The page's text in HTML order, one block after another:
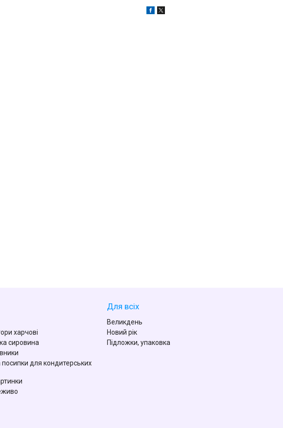
харчові
сировина
посипки для кондитерських
Для всіх
Великдень
Новий рік
Підложки, упаковка